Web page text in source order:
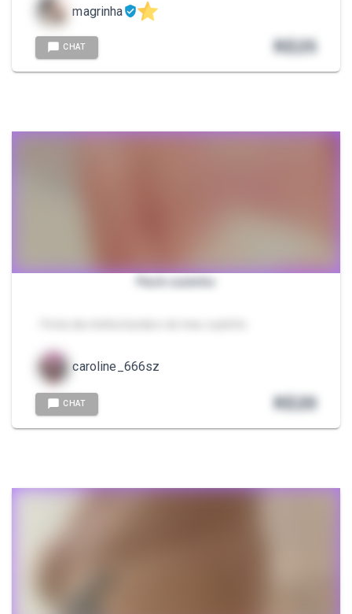
magrinha
CHAT R$25
Pack cuzinho
caroline_666sz
CHAT R$20